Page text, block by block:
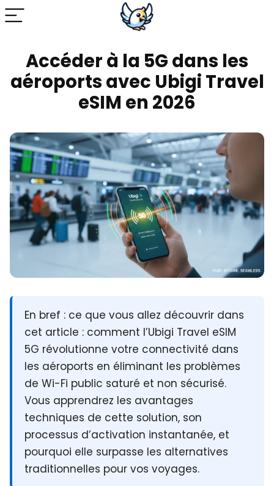
Accéder à la 5G dans les
aéroports avec Ubigi Travel
eSIM en 2026
En bref : ce que vous allez découvrir dans
cet article : comment l’Ubigi Travel eSIM
5G révolutionne votre connectivité dans
les aéroports en éliminant les problèmes
de Wi-Fi public saturé et non sécurisé.
Vous apprendrez les avantages
techniques de cette solution, son
processus d’activation instantanée, et
pourquoi elle surpasse les alternatives
traditionnelles pour vos voyages.